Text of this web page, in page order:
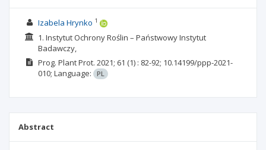
Izabela Hrynko 1
1. Instytut Ochrony Roślin – Państwowy Instytut
Badawczy,
Prog. Plant Prot. 2021; 61 (1) : 82-92; 10.14199/ppp-2021-
010; Language: PL
Abstract